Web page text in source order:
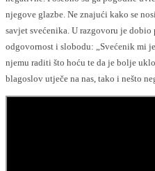
njegove glazbe. Ne znajući kako se
savjet svećenika. U razgovoru je
odgovornost i slobodu: „Svećenik mi
njemu raditi što hoću te da je bolje
blagoslov utječe na nas, tako i nešto